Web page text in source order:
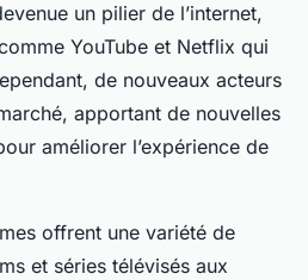
un pilier de l’internet,
YouTube et Netflix qui
de nouveaux acteurs
apportant de nouvelles
améliorer l’expérience de
offrent une variété de
et séries télévisés aux